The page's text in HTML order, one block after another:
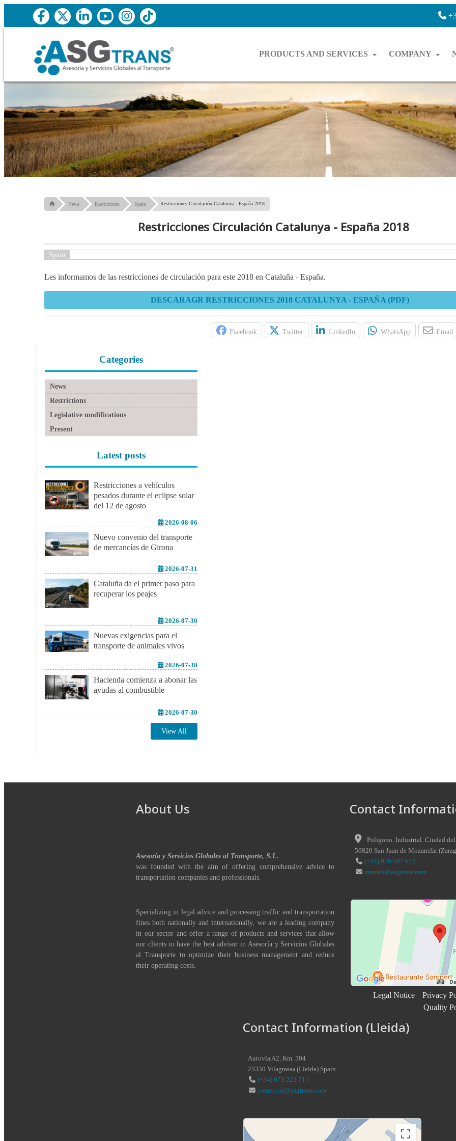
PRODUCTS AND SERVICES COMPANY
News Restrictions Spain Restricciones Circulación Catalunya - España 2018
Restricciones Circulación Catalunya - España 2018
Spain
Les informamos de las restricciones de circulación para este 2018 en Cataluña - España.
DESCARAGR RESTRICCIONES 2018 CATALUNYA - ESPAÑA (PDF)
Facebook Twitter LinkedIn WhatsApp Email
Categories
News
Restrictions
Legislative modifications
Present
Latest posts
Restricciones a vehículos
pesados durante el eclipse solar
del 12 de agosto
2026-08-06
Nuevo convenio del transporte
de mercancías de Girona
2026-07-31
Cataluña da el primer paso para
recuperar los peajes
2026-07-30
Nuevas exigencias para el
transporte de animales vivos
2026-07-30
Hacienda comienza a abonar las
ayudas al combustible
2026-07-30
View All
About Us
Asesoría y Servicios Globales al Transporte, S.L.
was founded with the aim of offering comprehensive advice to
transportation companies and professionals.
Specializing in legal advice and processing traffic and transportation
fines both nationally and internationally, we are a leading company
in our sector and offer a range of products and services that allow
our clients to have the best advisor in Asesoría y Servicios Globales
al Transporte to optimize their business management and reduce
their operating costs.
Contact
Poligono. Industrial. Ciudad
50820 San Juan de Mozarrifar(
(+34) 976 587 672
monica@asgtrans.com
Legal Notice Privacy
Quality
Contact Information (Lleida)
Autovía A2, Km. 504
25330 Vilagrassa (Lleida) Spain
(+34) 973 223 711
comercial@asgtrans.com